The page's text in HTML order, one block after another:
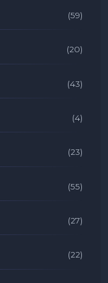
(59)
(20)
(43)
(4)
(23)
(55)
(27)
(22)